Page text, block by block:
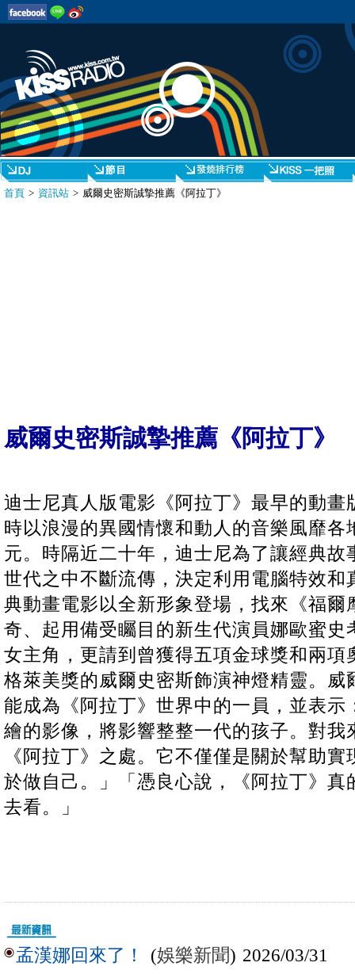
首頁 > 資訊站 > 威爾史密斯誠摯推薦《阿拉丁》
威爾史密斯誠摯推薦《阿拉丁》
迪士尼真人版電影《阿拉丁》最早的動畫
時以浪漫的異國情懷和動人的音樂風靡各
元。時隔近二十年，迪士尼為了讓經典
世代之中不斷流傳，決定利用電腦特效和
典動畫電影以全新形象登場，找來《福爾
奇、起用備受矚目的新生代演員娜歐蜜史
女主角，更請到曾獲得五項金球獎和兩項
格萊美獎的威爾史密斯飾演神燈精靈。威
能成為《阿拉丁》世界中的一員，並表示
繪的影像，將影響整整一代的孩子。對我
《阿拉丁》之處。它不僅僅是關於幫助
於做自己。」「憑良心說，《阿拉丁》
去看。」
孟漢娜回來了！ (娛樂新聞) 2026/03/31